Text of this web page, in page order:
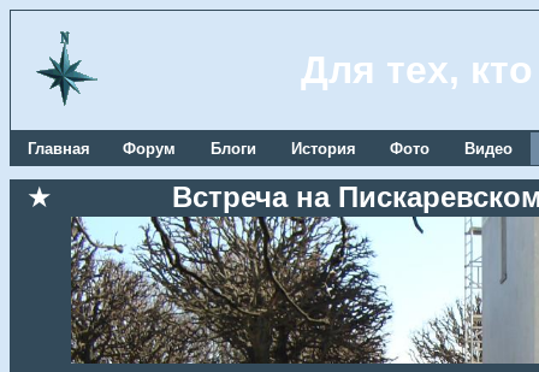
Для тех,
Главная Форум Блоги История Фото Видео
★ Встреча на